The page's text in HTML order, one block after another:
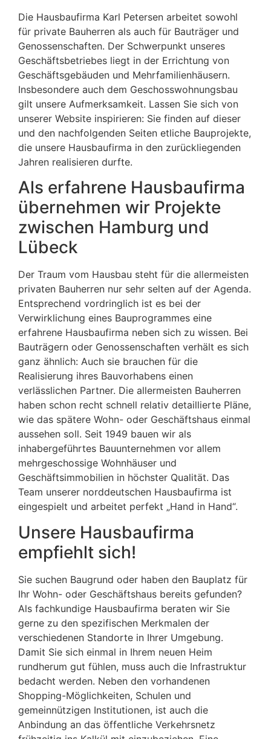
Die Hausbaufirma Karl Petersen arbeitet sowohl
für private Bauherren als auch für Bauträger und
Genossenschaften. Der Schwerpunkt unseres
Geschäftsbetriebes liegt in der Errichtung von
Geschäftsgebäuden und Mehrfamilienhäusern.
Insbesondere auch dem Geschosswohnungsbau
gilt unsere Aufmerksamkeit. Lassen Sie sich von
unserer Website inspirieren: Sie finden auf dieser
und den nachfolgenden Seiten etliche Bauprojekte,
die unsere Hausbaufirma in den zurückliegenden
Jahren realisieren durfte.
Als erfahrene Hausbaufirma
übernehmen wir Projekte
zwischen Hamburg und
Lübeck
Der Traum vom Hausbau steht für die allermeisten
privaten Bauherren nur sehr selten auf der Agenda.
Entsprechend vordringlich ist es bei der
Verwirklichung eines Bauprogrammes eine
erfahrene Hausbaufirma neben sich zu wissen. Bei
Bauträgern oder Genossenschaften verhält es sich
ganz ähnlich: Auch sie brauchen für die
Realisierung ihres Bauvorhabens einen
verlässlichen Partner. Die allermeisten Bauherren
haben schon recht schnell relativ detaillierte Pläne,
wie das spätere Wohn- oder Geschäftshaus einmal
aussehen soll. Seit 1949 bauen wir als
inhabergeführtes Bauunternehmen vor allem
mehrgeschossige Wohnhäuser und
Geschäftsimmobilien in höchster Qualität. Das
Team unserer norddeutschen Hausbaufirma ist
eingespielt und arbeitet perfekt „Hand in Hand“.
Unsere Hausbaufirma
empfiehlt sich!
Sie suchen Baugrund oder haben den Bauplatz für
Ihr Wohn- oder Geschäftshaus bereits gefunden?
Als fachkundige Hausbaufirma beraten wir Sie
gerne zu den spezifischen Merkmalen der
verschiedenen Standorte in Ihrer Umgebung.
Damit Sie sich einmal in Ihrem neuen Heim
rundherum gut fühlen, muss auch die Infrastruktur
bedacht werden. Neben den vorhandenen
Shopping-Möglichkeiten, Schulen und
gemeinnützigen Institutionen, ist auch die
Anbindung an das öffentliche Verkehrsnetz